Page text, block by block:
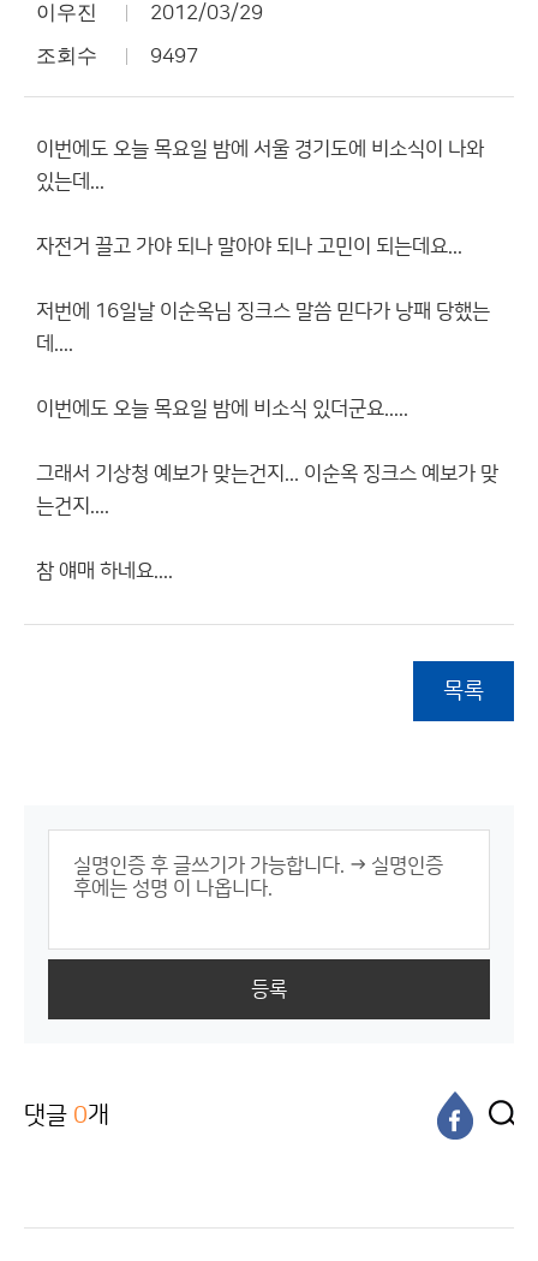
이우진 2012/03/29
조회수 9497
이번에도 오늘 목요일 밤에 서울 경기도에 비소식이 나와
있는데...
자전거 끌고 가야 되나 말아야 되나 고민이 되는데요...
저번에 16일날 이순옥님 징크스 말씀 믿다가 낭패 당했는
데....
이번에도 오늘 목요일 밤에 비소식 있더군요.....
그래서 기상청 예보가 맞는건지... 이순옥 징크스 예보가 맞
는건지....
참 얘매 하네요....
목록
등록
댓글 0개